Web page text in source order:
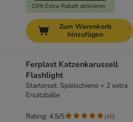
-15% Extra-Rabatt aktivieren
Zum Warenkorb
hinzufügen
Ferplast Katzenkarussell
Flashlight
Starterset: Spielschiene + 2 extra
Ersatzbälle
Rating: 4.5/5 (45)